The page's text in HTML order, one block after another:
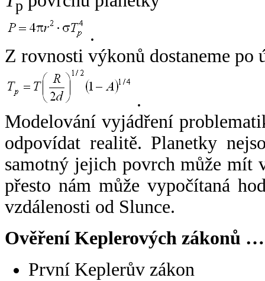
p
.
Z rovnosti výkonů dostaneme po
.
Modelování vyjádření
odpovídat realitě. Planetky
samotný jejich povrch může mít
přesto nám může vypočítaná
vzdálenosti od Slunce.
Ověření Keplerových zákonů …
První Keplerův zákon